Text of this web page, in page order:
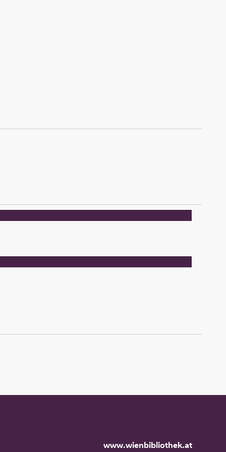
www.wienbibliothek.at